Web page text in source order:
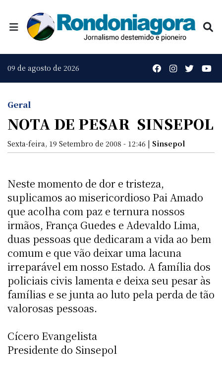
09 de agosto de 2026
Geral
NOTA DE PESAR  SINSEPOL
Sexta-feira, 19 Setembro de 2008 - 12:46 | Sinsepol
Neste momento de dor e tristeza,
suplicamos ao misericordioso Pai Amado
que acolha com paz e ternura nossos
irmãos, França Guedes e Adevaldo Lima,
duas pessoas que dedicaram a vida ao bem
comum e que vão deixar uma lacuna
irreparável em nosso Estado. A família dos
policiais civis lamenta e deixa seu pesar às
famílias e se junta ao luto pela perda de tão
valorosas pessoas.
Cícero Evangelista
Presidente do Sinsepol